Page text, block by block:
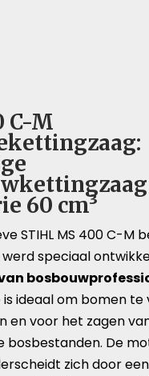
C-M
60 cm³
STIHL MS 400 C-M
speciaal
is ideaal om bomen
en voor het zagen
bosbestanden. De
zich door een